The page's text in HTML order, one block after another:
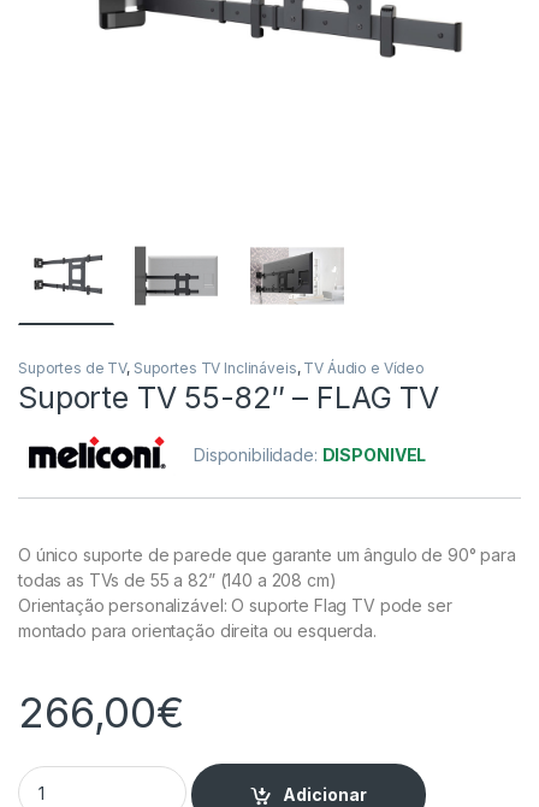
Suportes de TV, Suportes TV Inclináveis, TV Áudio e Vídeo
Suporte TV 55-82″ – FLAG TV
Disponibilidade: DISPONIVEL
O único suporte de parede que garante um ângulo de 90° para
todas as TVs de 55 a 82” (140 a 208 cm)
Orientação personalizável: O suporte Flag TV pode ser
montado para orientação direita ou esquerda.
266,00€
Suporte TV 55-82" - FLAG TV quantity
Adicionar